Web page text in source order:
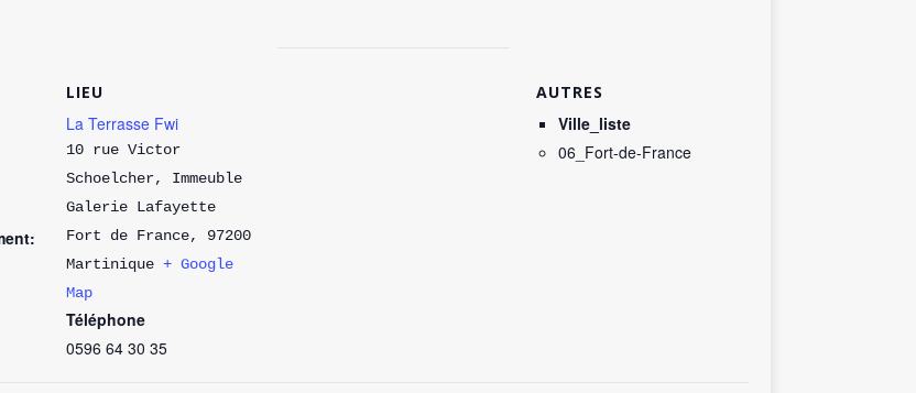
LIEU
La Terrasse Fwi
10 rue Victor
Schoelcher, Immeuble
Galerie Lafayette
Fort de France,
97200
Martinique + Google
Map
Téléphone
0596 64 30 35
AUTRES
Ville_liste
06_Fort-de-France